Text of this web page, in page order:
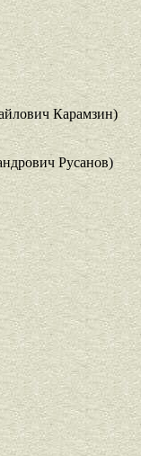
Карамзин)
Русанов)